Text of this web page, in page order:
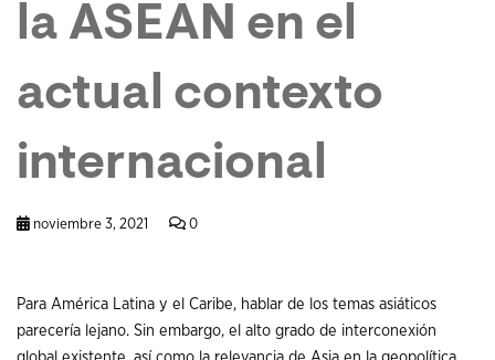
la ASEAN en el
actual contexto
internacional
noviembre 3, 2021 0
Para América Latina y el Caribe, hablar de los temas asiáticos
parecería lejano. Sin embargo, el alto grado de interconexión